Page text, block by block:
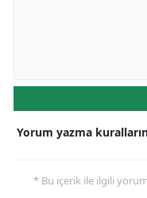
Yorum yazma
* Bu içerik ile ilgili